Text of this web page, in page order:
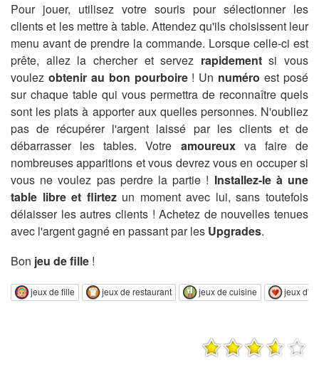
Pour jouer, utilisez votre souris pour sélectionner les
clients et les mettre à table. Attendez qu'ils choisissent leur
menu avant de prendre la commande. Lorsque celle-ci est
prête, allez la chercher et servez rapidementsi vous
voulez obtenir au bon pourboire! Un numéro est posé
sur chaque table qui vous permettra de reconnaître quels
sont les plats à apporter aux quelles personnes. N'oubliez
pas de récupérer l'argent laissé par les clients et de
débarrasser les tables. Votre amoureuxva faire de
nombreuses apparitions et vous devrez vous en occuper si
vous ne voulez pas perdre la partie ! Installez-le à une
table libre et flirtezun moment avec lui, sans toutefois
délaisser les autres clients ! Achetez de nouvelles tenues
avec l'argent gagné en passant par les Upgrades.
Bon jeu de fille !
jeux de fille jeux de restaurant jeux de cuisine jeux